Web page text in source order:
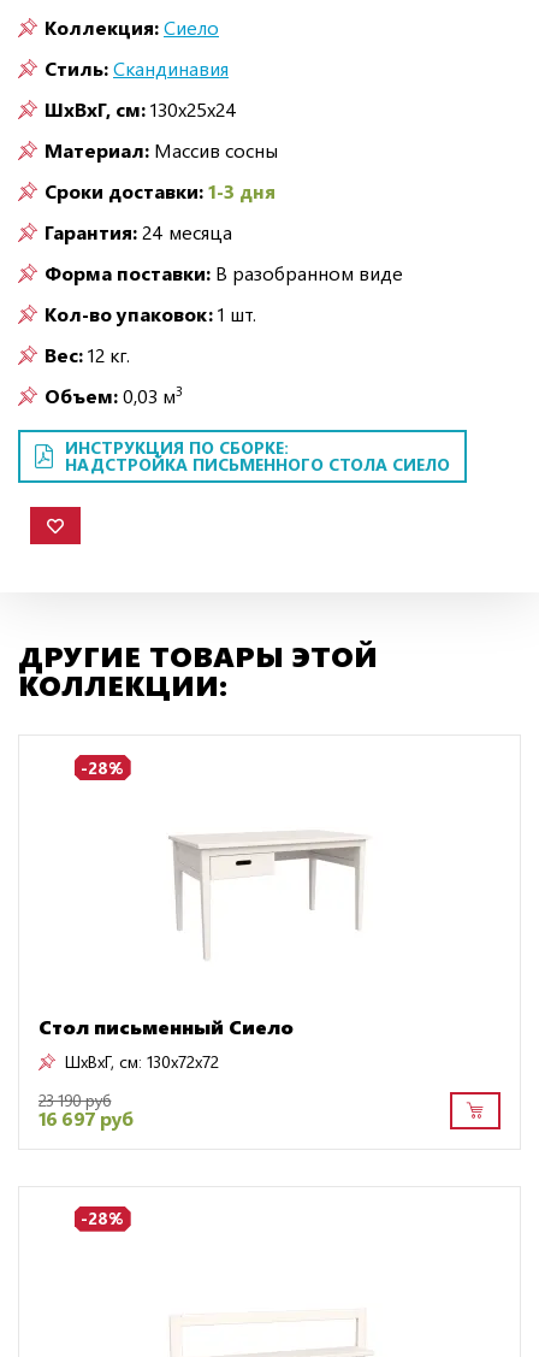
Коллекция:Сиело
Стиль:Скандинавия
ШxВxГ, см:130x25x24
Материал: Массив сосны
Сроки доставки:1-3 дня
Гарантия:24 месяца
Форма поставки: В разобранном виде
Кол-во упаковок:1 шт.
Вес:12 кг.
Объем:0,03 м3
ИНСТРУКЦИЯ ПО СБОРКЕ:
НАДСТРОЙКА ПИСЬМЕННОГО СТОЛА СИЕЛО
ДРУГИЕ ТОВАРЫ ЭТОЙ
КОЛЛЕКЦИИ:
-28%
Стол письменный Сиело
ШxВxГ, см: 130x72x72
23 190 руб
16 697 руб
-28%